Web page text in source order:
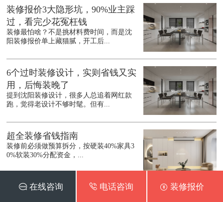
装修报价3大隐形坑，90%业主踩
过，看完少花冤枉钱
装修最怕啥？不是挑材料费时间，而是沈
阳装修报价单上藏猫腻，开工后...
6个过时装修设计，实则省钱又实
用，后悔装晚了
提到沈阳装修设计，很多人总追着网红款
跑，觉得老设计不够时髦。但有...
超全装修省钱指南
装修前必须做预算拆分，按硬装40%家具3
0%软装30%分配资金，...
 在线咨询  电话咨询  装修报价